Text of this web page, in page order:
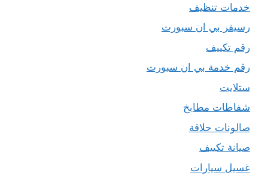
خدمات تنظيف
رسيفر بي ان سبورت
رقم تكييف
رقم خدمة بي ان سبورت
ستلايت
شفاطات مطابخ
صالونات حلاقة
صيانة تكييف
غسيل سيارات